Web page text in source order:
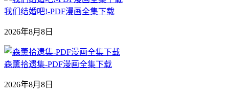
我们结婚吧!-PDF漫画全集下载
2026年8月8日
森薰拾遗集-PDF漫画全集下载
2026年8月8日